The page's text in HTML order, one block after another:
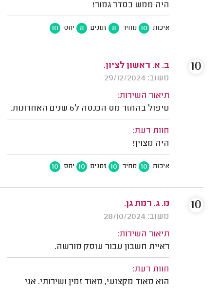
היה ממש בסדר גמור!
איכות 10 מחיר 8 זמנים 8 יחס 10
ב. א. ראשון לציון.
משוב: 29/12/2024
תיאור השירות:
טיפול בהחזר מס הכנסה ל6 שנים האחרונות.
חוות דעת:
היה מצוין!
איכות 10 מחיר 10 זמנים 10 יחס 10
10
מ. ג. רמת גן.
משוב: 28/10/2024
תיאור השירות:
ראיית חשבון עבור עוסק מורשה.
חוות דעת:
הוא מאוד מקצועי, מאוד זמין ושירותי. אני
10